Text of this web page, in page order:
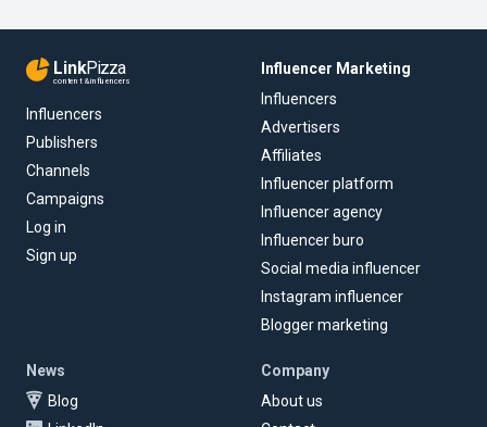
LinkPizza
content & influencers
Influencers
Publishers
Channels
Campaigns
Log in
Sign up
Influencer Marketing
Influencers
Advertisers
Affiliates
Influencer platform
Influencer agency
Influencer buro
Social media influencer
Instagram influencer
Blogger marketing
News
Blog
Company
About us